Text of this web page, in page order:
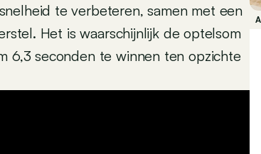
te verbeteren, samen met een
Het is waarschijnlijk de optelsom
6,3 seconden te winnen ten opzichte